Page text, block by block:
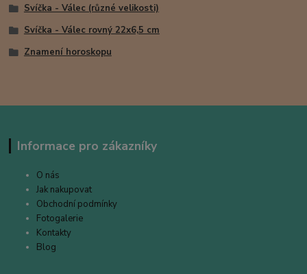
Svíčka - Válec (různé velikosti)
Svíčka - Válec rovný 22x6,5 cm
Znamení horoskopu
Informace pro zákazníky
O nás
Jak nakupovat
Obchodní podmínky
Fotogalerie
Kontakty
Blog